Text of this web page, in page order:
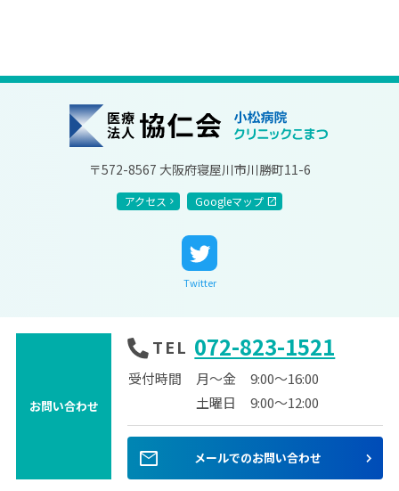
〒572-8567 大阪府寝屋川市川勝町11-6
アクセス Googleマップ
Twitter
お問い合わせ
TEL 072-823-1521
受付時間 月～金
9:00～16:00
土曜日
9:00～12:00
mail メールでのお問い合わせ